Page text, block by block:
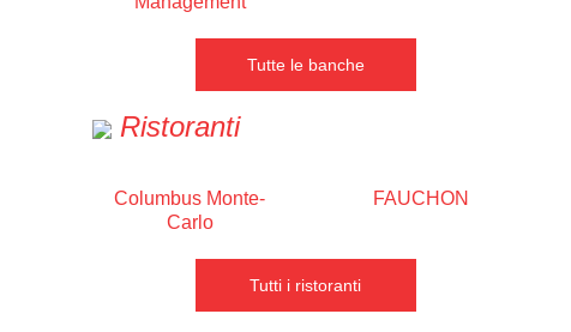
Tutte le banche
Ristoranti
Columbus Monte-
Carlo
FAUCHON
Tutti i ristoranti